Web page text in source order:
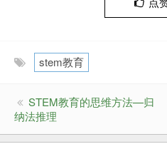
stem教育
STEM教育的思维方法—归
纳法推理